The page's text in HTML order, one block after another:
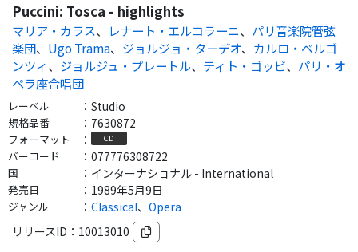
Puccini: Tosca - highlights
マリア・カラス、 レナート・エルコラーニ、 パリ音楽院管弦
楽団、 Ugo Trama、 ジョルジョ・ターデオ、 カルロ・ベルゴ
ンツィ、 ジョルジュ・プレートル、 ティト・ゴッビ、 パリ・オ
ペラ座合唱団
レーベル ： Studio
規格品番 ： 7630872
フォーマット ： CD
バーコード ： 077776308722
国 ： インターナショナル - International
発売日 ： 1989年5月9日
ジャンル ： Classical、 Opera
リリースID： 10013010